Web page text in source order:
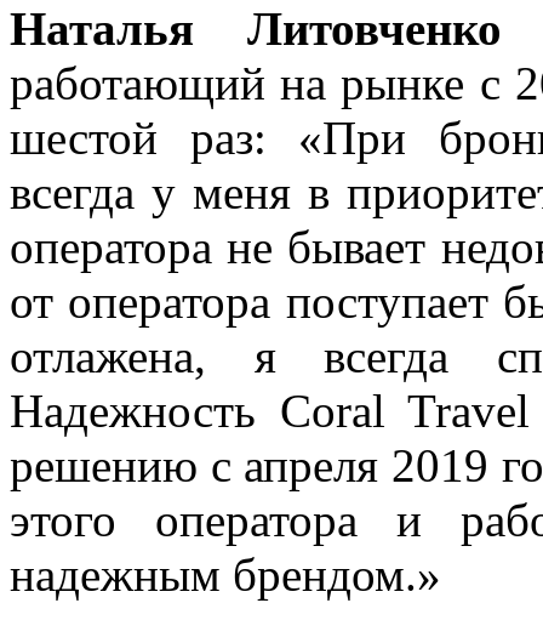
Наталья
работающий на рынке с
шестой раз: «При
всегда у меня в
оператора не бывает
от оператора поступает
отлажена, я всегда
Надежность Coral
решению с апреля 2019
этого оператора и
надежным брендом.»